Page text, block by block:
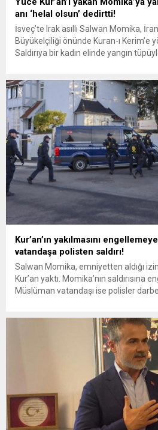
anı ‘helal olsun’ dedirtti!
İsveç’te Irak asıllı Salwan Momika,
Büyükelçiliği önünde Kuran-ı Kerim’e
Saldırıya bir kadın elinde yangın
Kerim’i yaktı. Polis hadsizliği
müdahale etti! Polis koruması
Kur’an’ın yakılmasını
vatandaşa polisten saldırı!
Salwan Momika, emniyetten aldığı
Kur’an yaktı. Momika’nın saldırısına
Müslüman vatandaşı ise polisler